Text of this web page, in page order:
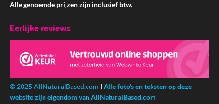
Alle genoemde prijzen zijn inclusief btw.
Eerlijke reviews
© 2025 AllNaturalBased.com I Alle foto’s en teksten op deze
website zijn eigendom van AllNaturalBased.com